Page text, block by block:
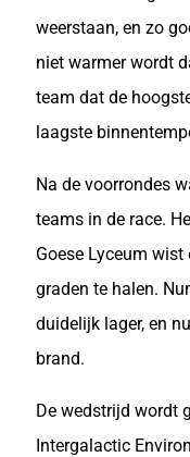
weerstaan, en zo
niet warmer wordt
team dat de
laagste
Na de voorrondes
teams in de race.
Goese Lyceum
graden te halen.
duidelijk lager, en
brand.
De wedstrijd wordt
Intergalactic